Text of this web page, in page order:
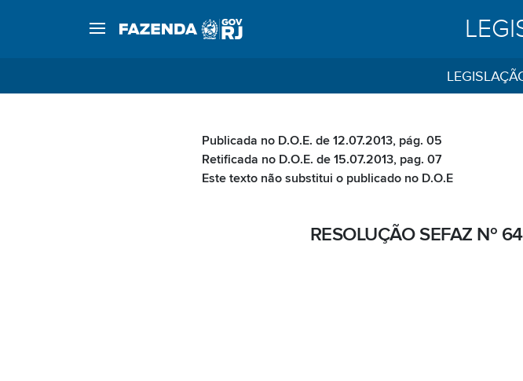
Publicada no D.O.E. de 12.07.2013, pág. 05
Retificada no D.O.E. de 15.07.2013, pag. 07
Este texto não substitui o publicado no D.O.E
RESOLUÇÃO SEFAZ Nº